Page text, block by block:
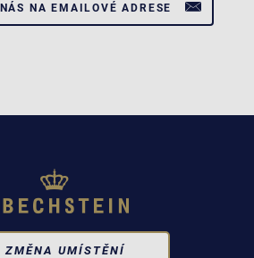
NA EMAILOVÉ ADRESE
ZMĚNA UMÍSTĚNÍ